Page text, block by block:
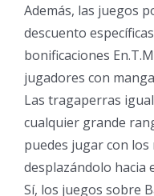
Además, las juegos
descuento
bonificaciones
jugadores con
Las tragaperras
cualquier grande
puedes jugar con
desplazándolo hacia
Sí, los juegos sobre